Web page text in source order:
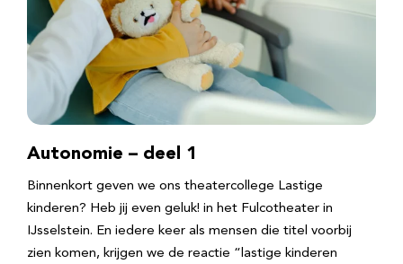
Autonomie – deel 1
Binnenkort geven we ons theatercollege Lastige
kinderen? Heb jij even geluk! in het Fulcotheater in
IJsselstein. En iedere keer als mensen die titel voorbij
zien komen, krijgen we de reactie “lastige kinderen